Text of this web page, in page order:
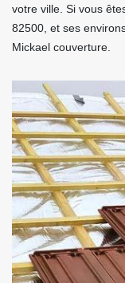
votre ville. Si vous
82500, et ses
Mickael couverture.